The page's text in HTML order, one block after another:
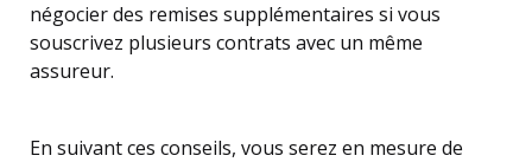
négocier des remises supplémentaires si vous
souscrivez plusieurs contrats avec un même
assureur.
En suivant ces conseils, vous serez en mesure de